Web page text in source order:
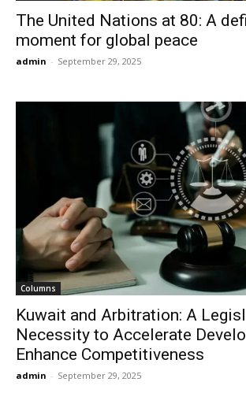
The United Nations at 80: A
moment for global peace
admin - September 29, 2025
Columns
Kuwait and Arbitration: A
Necessity to Accelerate
Enhance Competitiveness
admin - September 29, 2025